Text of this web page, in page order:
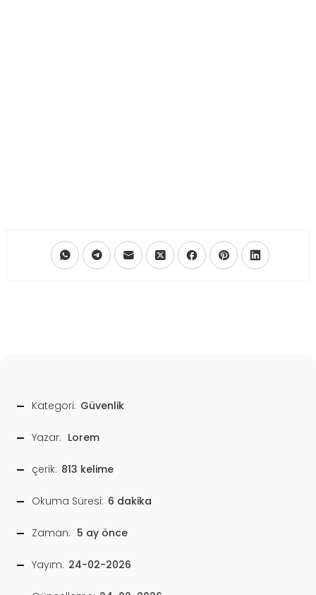
Kategori: Güvenlik
Yazar: Lorem
çerik: 813 kelime
Okuma Süresi: 6 dakika
Zaman: 5 ay önce
Yayım: 24-02-2026